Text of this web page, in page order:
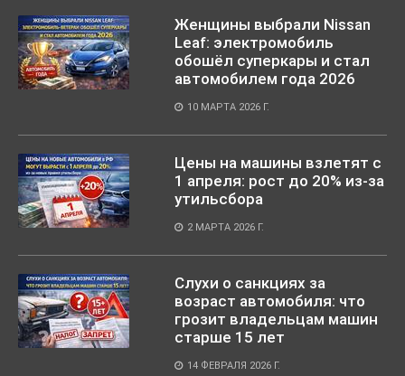
Женщины выбрали Nissan
Leaf: электромобиль
обошёл суперкары и стал
автомобилем года 2026
10 МАРТА 2026 Г.
Цены на машины взлетят с
1 апреля: рост до 20% из-за
утильсбора
2 МАРТА 2026 Г.
Слухи о санкциях за
возраст автомобиля: что
грозит владельцам машин
старше 15 лет
14 ФЕВРАЛЯ 2026 Г.